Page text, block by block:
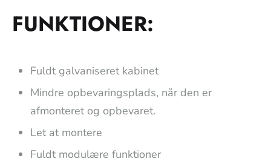
FUNKTIONER:
Fuldt galvaniseret kabinet
Mindre opbevaringsplads, når den er
afmonteret og opbevaret.
Let at montere
Fuldt modulære funktioner